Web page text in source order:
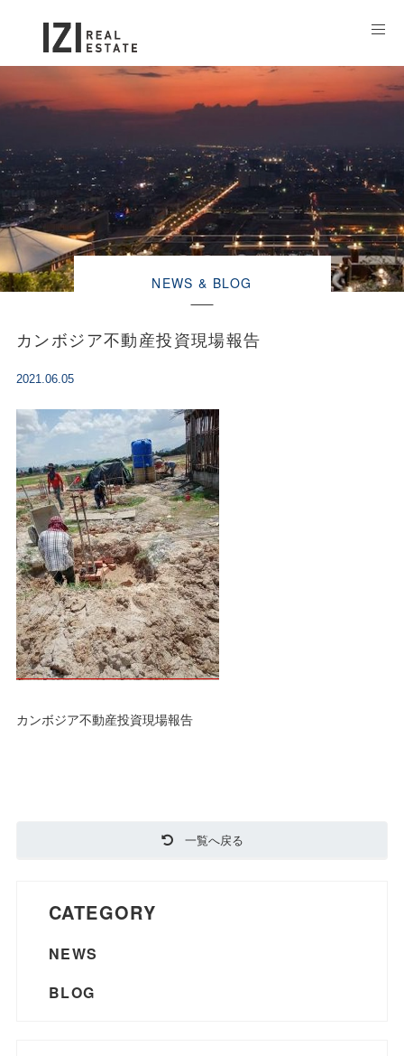
NEWS & BLOG
カンボジア不動産投資現場報告
2021.06.05
カンボジア不動産投資現場報告
一覧へ戻る
CATEGORY
NEWS
BLOG